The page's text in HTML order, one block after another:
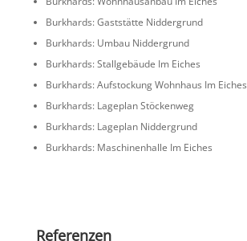
Burkhards: Gaststätte Niddergrund
Burkhards: Umbau Niddergrund
Burkhards: Stall­ge­bäude Im Eiches
Burkhards: Aufsto­ckung Wohnhaus Im Eiches
Burkhards: Lageplan Stöckenweg
Burkhards: Lageplan Niddergrund
Burkhards: Maschi­nen­halle Im Eiches
Referenzen